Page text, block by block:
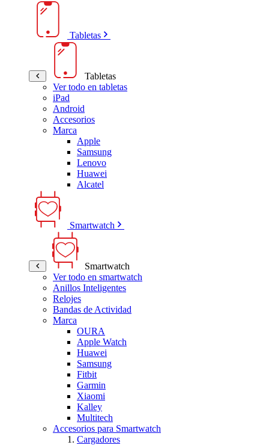
Tabletas
Tabletas
Ver todo en tabletas
iPad
Android
Accesorios
Marca
Apple
Samsung
Lenovo
Huawei
Alcatel
Smartwatch
Smartwatch
Ver todo en smartwatch
Anillos Inteligentes
Relojes
Bandas de Actividad
Marca
OURA
Apple Watch
Huawei
Samsung
Fitbit
Garmin
Xiaomi
Kalley
Multitech
Accesorios para Smartwatch
Cargadores